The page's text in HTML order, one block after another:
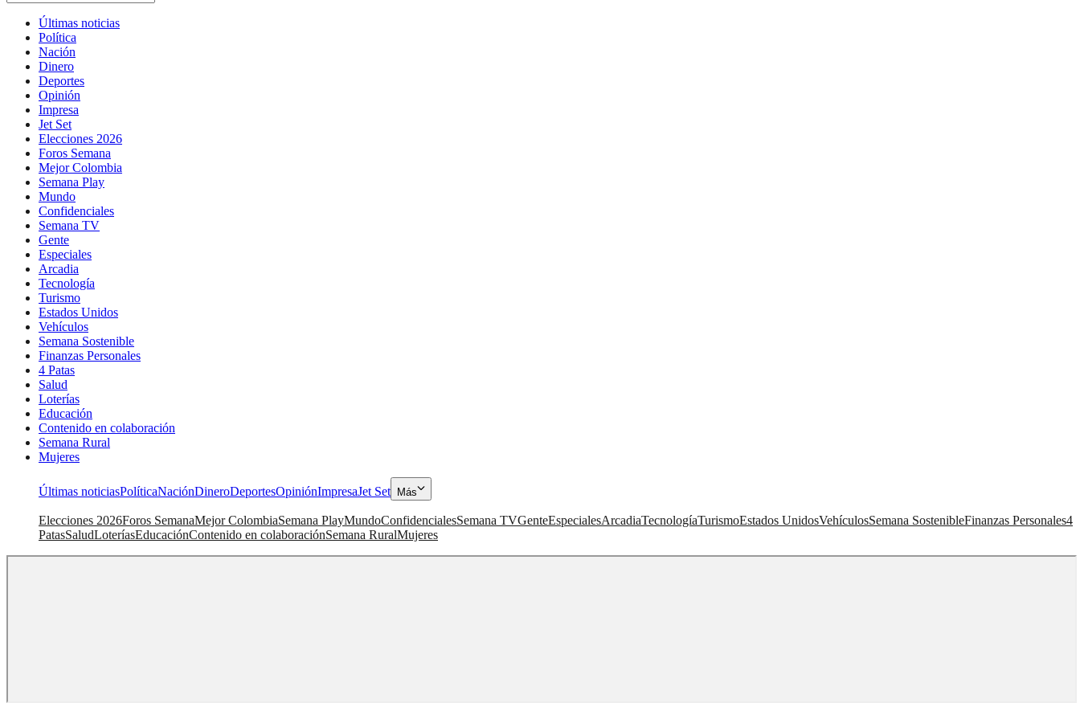
Últimas noticias
Política
Nación
Dinero
Deportes
Opinión
Impresa
Jet Set
Elecciones 2026
Foros Semana
Mejor Colombia
Semana Play
Mundo
Confidenciales
Semana TV
Gente
Especiales
Arcadia
Tecnología
Turismo
Estados Unidos
Vehículos
Semana Sostenible
Finanzas Personales
4 Patas
Salud
Loterías
Educación
Contenido en colaboración
Semana Rural
Mujeres
Últimas noticiasPolíticaNaciónDineroDeportesOpiniónImpresaJet Set Más
Elecciones 2026Foros SemanaMejor ColombiaSemana PlayMundoConfidencialesSemana TVGenteEspecialesArcadiaTecnologíaTurismoEstados UnidosVehículosSemana SostenibleFinanzas Personales4
PatasSaludLoteríasEducaciónContenido en colaboraciónSemana RuralMujeres